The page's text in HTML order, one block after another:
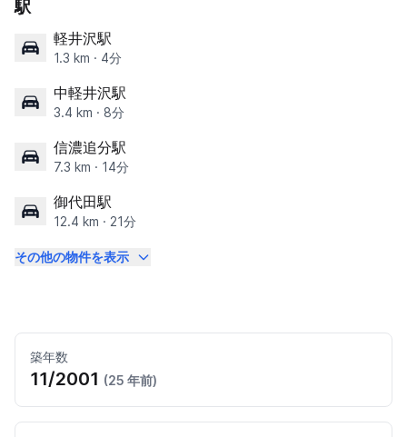
駅
軽井沢駅
1.3 km · 4分
中軽井沢駅
3.4 km · 8分
信濃追分駅
7.3 km · 14分
御代田駅
12.4 km · 21分
その他の物件を表示
築年数
11/2001 (25 年前)